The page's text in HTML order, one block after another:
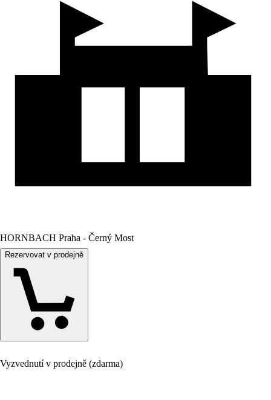
HORNBACH Praha - Černý Most
Rezervovat v prodejně
Vyzvednutí v prodejně (zdarma)